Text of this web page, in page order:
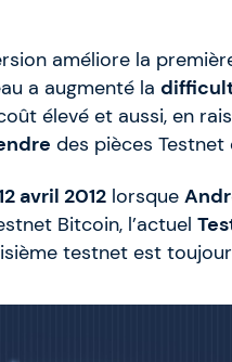
améliore la
a augmenté la
élevé et aussi, en
des pièces
avril 2012 lorsque
Bitcoin, l’actuel
testnet est